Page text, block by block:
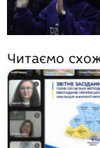
Читаємо